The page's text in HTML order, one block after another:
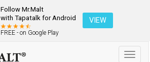
Follow Mr.Malt
with Tapatalk for Android
FREE - on Google Play
VIEW